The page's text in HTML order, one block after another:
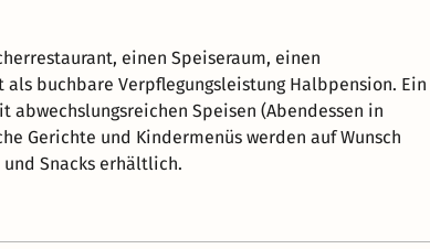
einen Speiseraum, einen
buchbare Verpflegungsleistung Halbpension. Ein
Speisen (Abendessen in
Gerichte und Kindermenüs werden auf Wunsch
Snacks erhältlich.